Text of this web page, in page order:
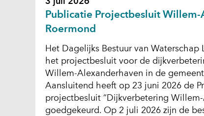
Publicatie Projectbesluit
Roermond
Het Dagelijks Bestuur van
het projectbesluit voor de
Willem-Alexanderhaven in de
Aansluitend heeft op 23 juni 2026 de
projectbesluit “Dijkverbetering
goedgekeurd. Op 2 juli 2026 zijn de